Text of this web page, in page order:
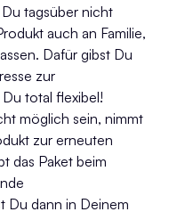
tagsüber nicht
auch an Familie,
Dafür gibst Du
zur
total flexibel!
möglich sein, nimmt
zur erneuten
das Paket beim
Du dann in Deinem